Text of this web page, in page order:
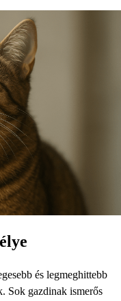
és legmeghittebb
Sok gazdinak ismerős